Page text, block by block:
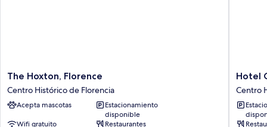
The
Hoxton,
Florence
Centro
The Hoxton, Florence
Centro Histórico de Florencia
Acepta mascotas
Estacionamiento
disponible
Wifi gratuito
Restaurantes
Hotel
Calimala
Florence
Centro
Hotel
Centro